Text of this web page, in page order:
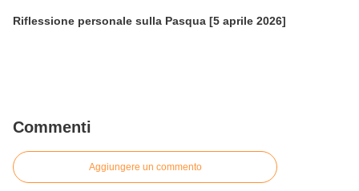
Riflessione personale sulla Pasqua [5 aprile 2026]
Commenti
Aggiungere un commento